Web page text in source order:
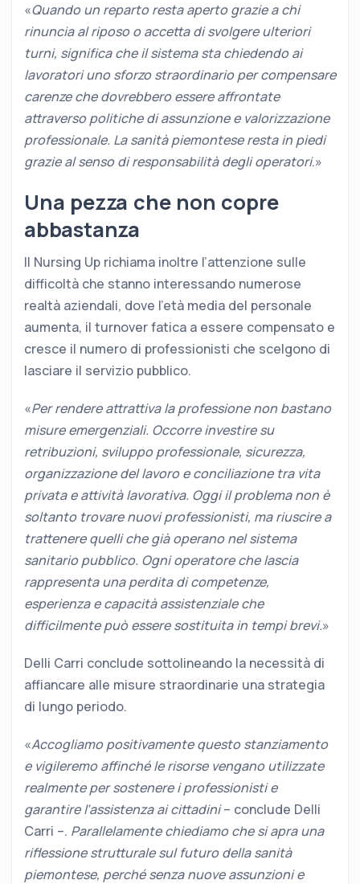
«Quando un reparto resta aperto grazie a chi
rinuncia al riposo o accetta di svolgere ulteriori
turni, significa che il sistema sta chiedendo ai
lavoratori uno sforzo straordinario per compensare
carenze che dovrebbero essere affrontate
attraverso politiche di assunzione e valorizzazione
professionale. La sanità piemontese resta in piedi
grazie al senso di responsabilità degli operatori.»
Una pezza che non copre
abbastanza
Il Nursing Up richiama inoltre l’attenzione sulle
difficoltà che stanno interessando numerose
realtà aziendali, dove l’età media del personale
aumenta, il turnover fatica a essere compensato e
cresce il numero di professionisti che scelgono di
lasciare il servizio pubblico.
«Per rendere attrattiva la professione non bastano
misure emergenziali. Occorre investire su
retribuzioni, sviluppo professionale, sicurezza,
organizzazione del lavoro e conciliazione tra vita
privata e attività lavorativa. Oggi il problema non è
soltanto trovare nuovi professionisti, ma riuscire a
trattenere quelli che già operano nel sistema
sanitario pubblico. Ogni operatore che lascia
rappresenta una perdita di competenze,
esperienza e capacità assistenziale che
difficilmente può essere sostituita in tempi brevi.»
Delli Carri conclude sottolineando la necessità di
affiancare alle misure straordinarie una strategia
di lungo periodo.
«Accogliamo positivamente questo stanziamento
e vigileremo affinché le risorse vengano utilizzate
realmente per sostenere i professionisti e
garantire l’assistenza ai cittadini– conclude Delli
Carri –. Parallelamente chiediamo che si apra una
riflessione strutturale sul futuro della sanità
piemontese, perché senza nuove assunzioni e